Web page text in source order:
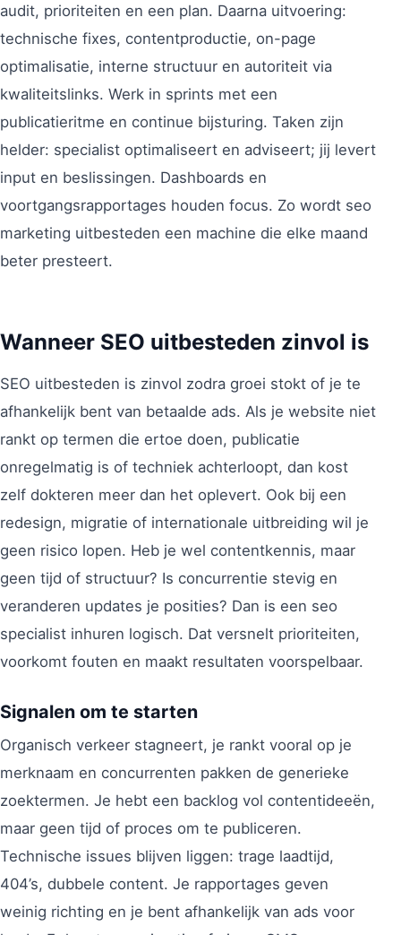
audit, prioriteiten en een plan. Daarna uitvoering:
technische fixes, contentproductie, on-page
optimalisatie, interne structuur en autoriteit via
kwaliteitslinks. Werk in sprints met een
publicatieritme en continue bijsturing. Taken zijn
helder: specialist optimaliseert en adviseert; jij levert
input en beslissingen. Dashboards en
voortgangsrapportages houden focus. Zo wordt seo
marketing uitbesteden een machine die elke maand
beter presteert.
Wanneer SEO uitbesteden zinvol is
SEO uitbesteden is zinvol zodra groei stokt of je te
afhankelijk bent van betaalde ads. Als je website niet
rankt op termen die ertoe doen, publicatie
onregelmatig is of techniek achterloopt, dan kost
zelf dokteren meer dan het oplevert. Ook bij een
redesign, migratie of internationale uitbreiding wil je
geen risico lopen. Heb je wel contentkennis, maar
geen tijd of structuur? Is concurrentie stevig en
veranderen updates je posities? Dan is een seo
specialist inhuren logisch. Dat versnelt prioriteiten,
voorkomt fouten en maakt resultaten voorspelbaar.
Signalen om te starten
Organisch verkeer stagneert, je rankt vooral op je
merknaam en concurrenten pakken de generieke
zoektermen. Je hebt een backlog vol contentideeën,
maar geen tijd of proces om te publiceren.
Technische issues blijven liggen: trage laadtijd,
404’s, dubbele content. Je rapportages geven
weinig richting en je bent afhankelijk van ads voor